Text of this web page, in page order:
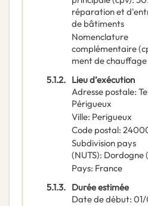
réparation et
de bâtiments
Nomenclature
complémentaire(
ment de chauffage
5.1.2. Lieu d’exécution
Adresse postale:
Périgueux
Ville: Perigueux
Code postal:
Subdivision pays
(NUTS): Dordogne(
Pays: France
5.1.3. Durée estimée
Date de début: